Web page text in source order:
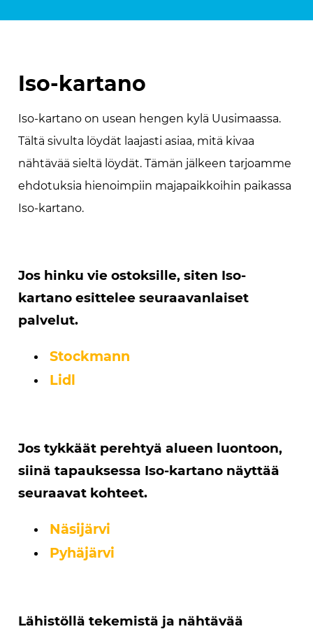
Iso-kartano
Iso-kartano on usean hengen kylä Uusimaassa.
Tältä sivulta löydät laajasti asiaa, mitä kivaa
nähtävää sieltä löydät. Tämän jälkeen tarjoamme
ehdotuksia hienoimpiin majapaikkoihin paikassa
Iso-kartano.
Jos hinku vie ostoksille, siten Iso-
kartano esittelee seuraavanlaiset
palvelut.
Stockmann
Lidl
Jos tykkäät perehtyä alueen luontoon,
siinä tapauksessa Iso-kartano näyttää
seuraavat kohteet.
Näsijärvi
Pyhäjärvi
Lähistöllä tekemistä ja nähtävää